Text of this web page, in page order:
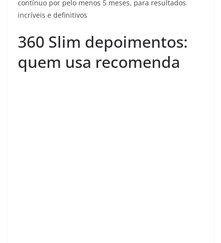
contínuo por pelo menos 5 meses, para resultados
incríveis e definitivos
360 Slim depoimentos:
quem usa recomenda